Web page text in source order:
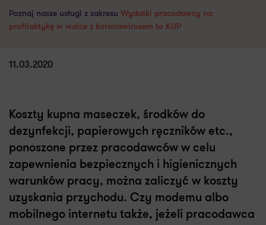
Poznaj nasze usługi z zakresu Wydatki pracodawcy na
profilaktykę w walce z koronawirusem to KUP
11.03.2020
Koszty kupna maseczek, środków do
dezynfekcji, papierowych ręczników etc.,
ponoszone przez pracodawców w celu
zapewnienia bezpiecznych i higienicznych
warunków pracy, można zaliczyć w koszty
uzyskania przychodu. Czy modemu albo
mobilnego internetu także, jeżeli pracodawca